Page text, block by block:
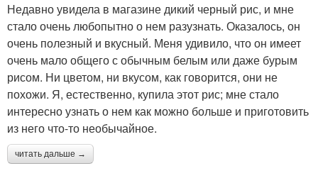
Недавно увидела в магазине дикий черный рис, и мне
стало очень любопытно о нем разузнать. Оказалось, он
очень полезный и вкусный. Меня удивило, что он имеет
очень мало общего с обычным белым или даже бурым
рисом. Ни цветом, ни вкусом, как говорится, они не
похожи. Я, естественно, купила этот рис; мне стало
интересно узнать о нем как можно больше и приготовить
из него что-то необычайное.
читать дальше →